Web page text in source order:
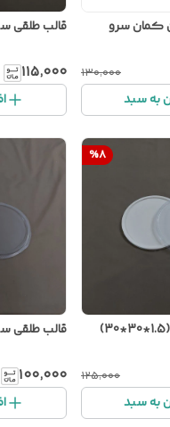
رنگین کمان سرو
۱۳۰٬۰۰۰
به سبد
قالب طلقی سینی
۱۱۵٬۰۰۰
%8
۱۲۵٬۰۰۰
به سبد
قالب طلقی سینی
۱۰۰٬۰۰۰